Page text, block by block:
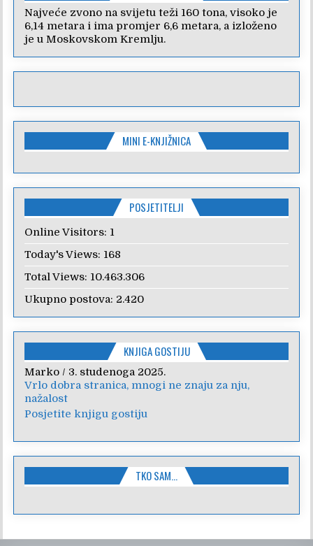
Najveće zvono na svijetu teži 160 tona, visoko je
6,14 metara i ima promjer 6,6 metara, a izloženo
je u Moskovskom Kremlju.
MINI E-KNJIŽNICA
POSJETITELJI
Online Visitors: 1
Today's Views: 168
Total Views: 10.463.306
Ukupno postova: 2.420
KNJIGA GOSTIJU
Marko / 3. studenoga 2025.
Vrlo dobra stranica, mnogi ne znaju za nju,
nažalost
Anica/7. veljače 2024.
Poštovanje, draga kolegice! Hvala Vam na
nesebičnom radu i promoviranju...
Posjetite knjigu gostiju
TKO SAM…